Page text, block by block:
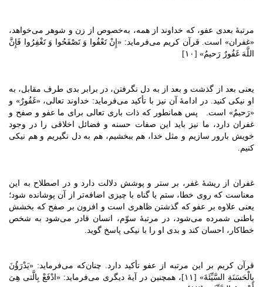
مرتبۀ بعدی عفو، که خداوند از همه، به‌خصوص از زن و شوهر می‌خواهد،
«غفران» است. قرآن کریم می‌فرماید: «إِنْ تَعْفُوا وَ تَصْفَحُوا وَ تَغْفِرُوا فَإِنَّ
اللَّهَ غَفُورٌ رَحیمٌ» [۱۰]
یعنی بعد از گذشت و بعد از به دل نگرفتن، در برابر بدی طرف مقابل، به
او نیکی کنید. در ادامۀ آن نیز با تأکید می‌فرماید: خداوند تعالی، «غَفُورٌ» و
«رَحیمٌ» است. پس همانطور که ذات باری تعالی برای ما عفو و صفح و
غفران دارد، ما نیز باید این صفات حسنه و فضائل اخلاقی را در وجود
خویش بارور سازیم و مثل خدا، هم ببخشیم، هم به دل نگیریم و هم نیکی
کنیم.
غفران از ریشۀ غفر، بر ستر و پوشش دلالت دارد و در اصطلاح به این
معناست که روی خطا، ستم یا گناه با چیزی اضافه‌تر از آن پوشانده شود؛
یعنی علاوه بر عفو که گذشتن ظاهری است و افزون بر صفح که بخشش
باطنی شمرده می‌شود، در مرتبۀ سوّم، انسان قادر می‌شود به شخص
خطاکار، احسان کند و بدی او را با نیکی پاسخ گوید.
قرآن‌ کریم بر این مرتبه از عفو تأکید دارد. چنان‌که می‌فرماید: «یَدْرَؤُنَ
بِالْحَسَنَةِ السَّیِّئَةَ» [۱۱]، همچنین در آیۀ دیگری می‌فرماید: «ادْفَعْ بِالَّتی‌ هِیَ